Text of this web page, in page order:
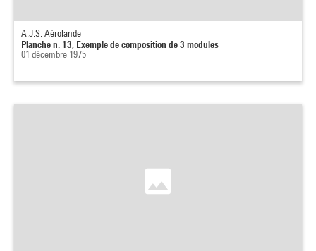
A.J.S. Aérolande
Planche n. 13, Exemple de composition de 3 modules
01 décembre 1975